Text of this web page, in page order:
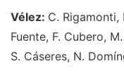
Vélez: C. Rigamonti,
Fuente, F. Cubero,
S. Cáseres, N.